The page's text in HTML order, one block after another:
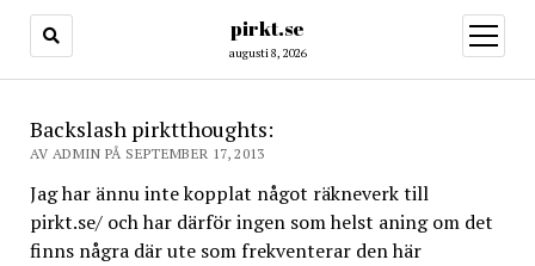
pirkt.se
augusti 8, 2026
öppna
meny
Backslash pirktthoughts:
AV ADMIN PÅ SEPTEMBER 17, 2013
Jag har ännu inte kopplat något räkneverk till
pirkt.se/ och har därför ingen som helst aning om det
finns några där ute som frekventerar den här